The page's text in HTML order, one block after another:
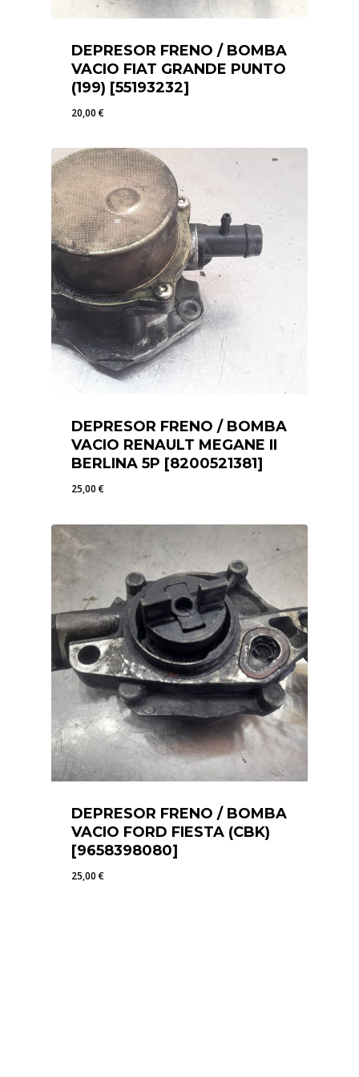
DEPRESOR FRENO / BOMBA
VACIO FIAT GRANDE PUNTO
(199) [55193232]
20,00€
DEPRESOR FRENO / BOMBA
VACIO RENAULT MEGANE II
BERLINA 5P [8200521381]
25,00€
DEPRESOR FRENO / BOMBA
VACIO FORD FIESTA (CBK)
[9658398080]
25,00€